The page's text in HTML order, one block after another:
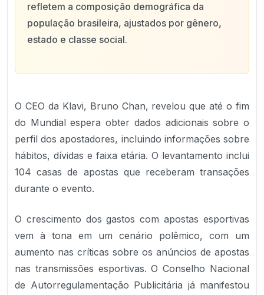
refletem a composição demográfica da
população brasileira, ajustados por gênero,
estado e classe social.
O CEO da Klavi, Bruno Chan, revelou que até o fim
do Mundial espera obter dados adicionais sobre o
perfil dos apostadores, incluindo informações sobre
hábitos, dívidas e faixa etária. O levantamento inclui
104 casas de apostas que receberam transações
durante o evento.
O crescimento dos gastos com apostas esportivas
vem à tona em um cenário polêmico, com um
aumento nas críticas sobre os anúncios de apostas
nas transmissões esportivas. O Conselho Nacional
de Autorregulamentação Publicitária já manifestou